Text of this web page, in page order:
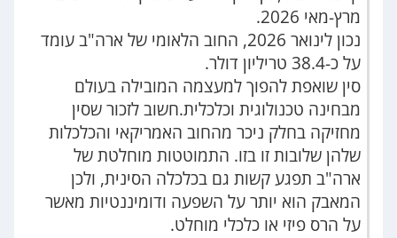
מרץ-מאי 2026.
נכון לינואר 2026, החוב הלאומי של ארה"ב עומד
על כ-38.4 טריליון דולר.
סין שואפת להפוך למעצמה המובילה בעולם
מבחינה טכנולוגית וכלכלית.חשוב לזכור שסין
מחזיקה בחלק ניכר מהחוב האמריקאי והכלכלות
שלהן שלובות זו בזו. התמוטטות מוחלטת של
ארה"ב תפגע קשות גם בכלכלה הסינית, ולכן
המאבק הוא יותר על השפעה ודומיננטיות מאשר
על הרס פיזי או כלכלי מוחלט.